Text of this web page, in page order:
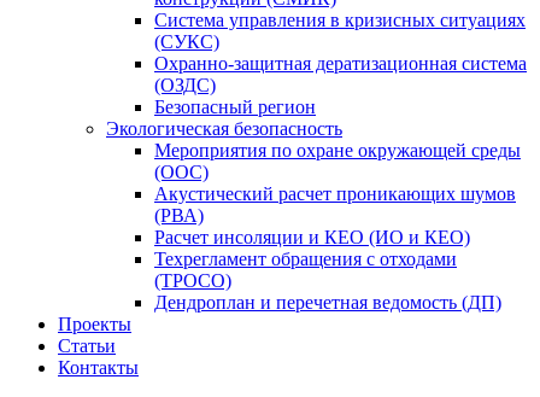
Система управления в кризисных ситуациях
(СУКС)
Охранно-защитная дератизационная система
(ОЗДС)
Безопасный регион
Экологическая безопасность
Мероприятия по охране окружающей среды
(ООС)
Акустический расчет проникающих шумов
(РВА)
Расчет инсоляции и КЕО (ИО и КЕО)
Техрегламент обращения с отходами
(ТРОСО)
Дендроплан и перечетная ведомость (ДП)
Проекты
Статьи
Контакты